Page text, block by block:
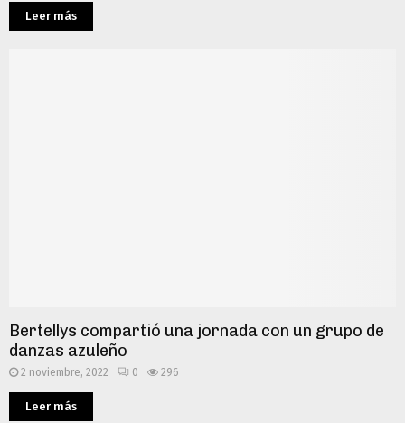
Leer más
Bertellys compartió una jornada con un grupo de
danzas azuleño
2 noviembre, 2022 0 296
Leer más